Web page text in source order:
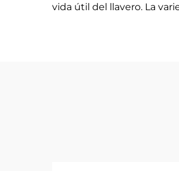
vida útil del llavero. La